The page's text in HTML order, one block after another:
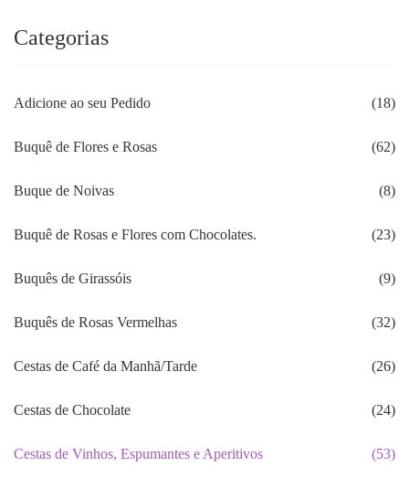
Categorias
Adicione ao seu Pedido (18)
Buquê de Flores e Rosas (62)
Buque de Noivas (8)
Buquê de Rosas e Flores com Chocolates. (23)
Buquês de Girassóis (9)
Buquês de Rosas Vermelhas (32)
Cestas de Café da Manhã/Tarde (26)
Cestas de Chocolate (24)
Cestas de Vinhos, Espumantes e Aperitivos (53)